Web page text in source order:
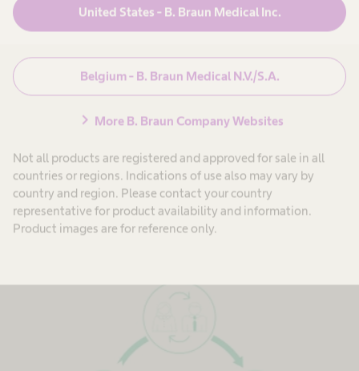
United States - B. Braun Medical Inc.
Belgium - B. Braun Medical N.V./S.A.
chevron_right More B. Braun Company Websites
Not all products are registered and approved for sale in all
countries or regions. Indications of use also may vary by
country and region. Please contact your country
representative for product availability and information.
Product images are for reference only.
Refit
Veroudert je instrumentenpark en is het nastreven van
productconformiteit een dure aangelegenheid? Moet je
investeren in nieuwe instrumenten om je sets te
standaardiseren?